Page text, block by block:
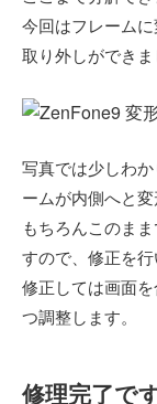
今回はフレーム
取り外しができま
写真では少しわ
ームが内側へと変
もちろんこのま
すので、修正を行
修正しては画面
つ調整します。
修理完了で